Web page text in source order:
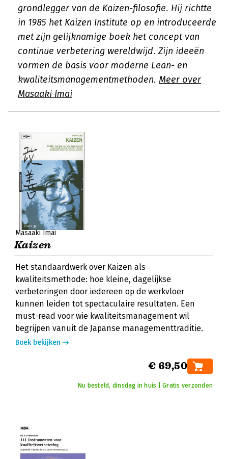
grondlegger van de Kaizen-filosofie. Hij richtte
in 1985 het Kaizen Institute op en introduceerde
met zijn gelijknamige boek het concept van
continue verbetering wereldwijd. Zijn ideeën
vormen de basis voor moderne Lean- en
kwaliteitsmanagementmethoden. Meer over
Masaaki Imai
Masaaki Imai
Kaizen
Het standaardwerk over Kaizen als
kwaliteitsmethode: hoe kleine, dagelijkse
verbeteringen door iedereen op de werkvloer
kunnen leiden tot spectaculaire resultaten. Een
must-read voor wie kwaliteitsmanagement wil
begrijpen vanuit de Japanse managementtraditie.
Boek bekijken
€ 69,50
Nu besteld, dinsdag in huis | Gratis verzonden